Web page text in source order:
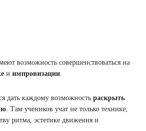
возможность совершенствоваться на
и импровизации.
дать каждому возможность раскрыть
. Там учеников учат не только технике,
ритма, эстетике движения и